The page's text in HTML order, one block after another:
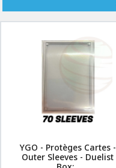
YGO - Protèges Cartes -
Outer Sleeves - Duelist